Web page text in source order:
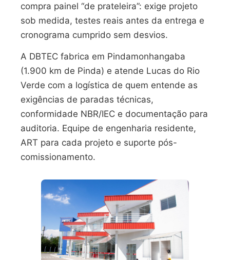
compra painel “de prateleira”: exige projeto
sob medida, testes reais antes da entrega e
cronograma cumprido sem desvios.
A DBTEC fabrica em Pindamonhangaba
(1.900 km de Pinda) e atende Lucas do Rio
Verde com a logística de quem entende as
exigências de paradas técnicas,
conformidade NBR/IEC e documentação para
auditoria. Equipe de engenharia residente,
ART para cada projeto e suporte pós-
comissionamento.